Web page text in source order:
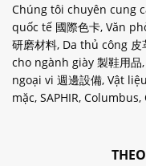
Chúng tôi chuyên cung
quốc tế 國際色卡, Văn
研磨材料, Da thủ công
cho ngành giày 製鞋用
ngoại vi 週邊設備, Vật
mặc, SAPHIR, Columbus,